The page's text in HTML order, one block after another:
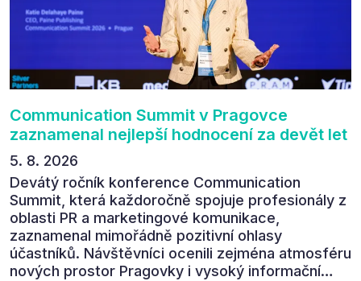
Communication Summit v Pragovce
zaznamenal nejlepší hodnocení za devět let
5. 8. 2026
Devátý ročník konference Communication
Summit, která každoročně spojuje profesionály z
oblasti PR a marketingové komunikace,
zaznamenal mimořádně pozitivní ohlasy
účastníků. Návštěvníci ocenili zejména atmosféru
nových prostor Pragovky i vysoký informační